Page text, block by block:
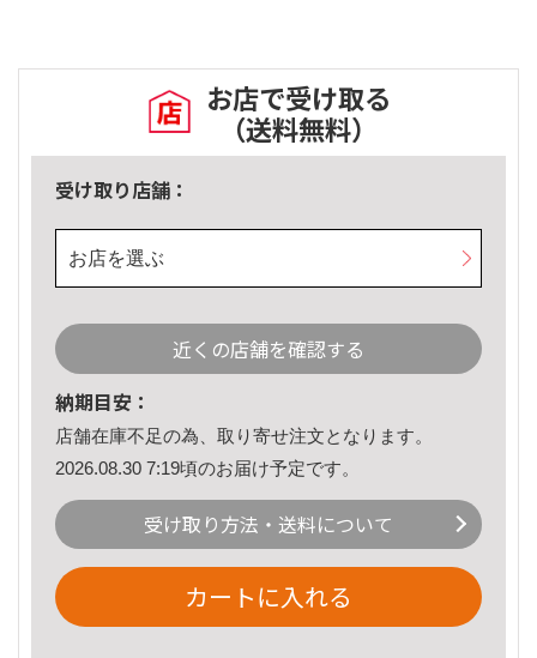
お店で受け取る
（送料無料）
受け取り店舗：
お店を選ぶ
近くの店舗を確認する
納期目安：
店舗在庫不足の為、取り寄せ注文となります。
2026.08.30 7:19頃のお届け予定です。
受け取り方法・送料について
カートに入れる